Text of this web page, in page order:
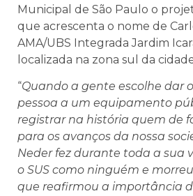
Municipal de São Paulo o
que acrescenta o nome de
AMA/UBS Integrada Jardim
localizada na zona sul da
“Quando a gente escolhe dar
pessoa a um equipamento
registrar na história quem de
para os avanços da nossa
Neder fez durante toda a sua
o SUS como ninguém e
que reafirmou a importância